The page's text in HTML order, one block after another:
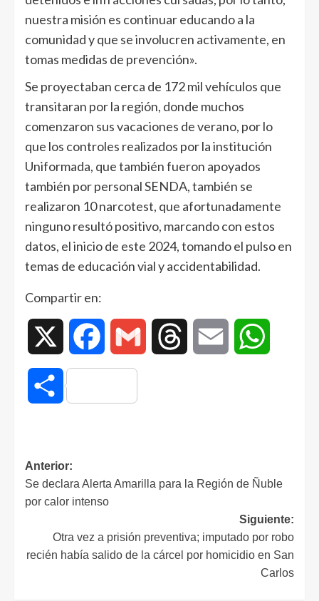
nuestra misión es continuar educando a la
comunidad y que se involucren activamente, en
tomas medidas de prevención».
Se proyectaban cerca de 172 mil vehículos que
transitaran por la región, donde muchos
comenzaron sus vacaciones de verano, por lo
que los controles realizados por la institución
Uniformada, que también fueron apoyados
también por personal SENDA, también se
realizaron 10 narcotest, que afortunadamente
ninguno resultó positivo, marcando con estos
datos, el inicio de este 2024, tomando el pulso en
temas de educación vial y accidentabilidad.
Compartir en:
Facebook Gmail Threads Email
Compartir
Anterior:
Se declara Alerta Amarilla para la Región de Ñuble
por calor intenso
Siguiente:
Otra vez a prisión preventiva; imputado por robo
recién había salido de la cárcel por homicidio en San
Carlos